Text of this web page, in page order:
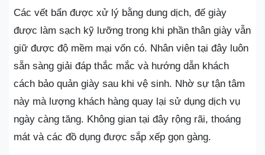
Các vết bẩn được xử lý bằng dung dịch, đế giày
được làm sạch kỹ lưỡng trong khi phần thân giày vẫn
giữ được độ mềm mại vốn có. Nhân viên tại đây luôn
sẵn sàng giải đáp thắc mắc và hướng dẫn khách
cách bảo quản giày sau khi vệ sinh. Nhờ sự tận tâm
này mà lượng khách hàng quay lại sử dụng dịch vụ
ngày càng tăng. Không gian tại đây rộng rãi, thoáng
mát và các đồ dụng được sắp xếp gọn gàng.